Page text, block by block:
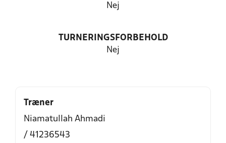
Nej
TURNERINGSFORBEHOLD
Nej
Træner
Niamatullah Ahmadi
/ 41236543